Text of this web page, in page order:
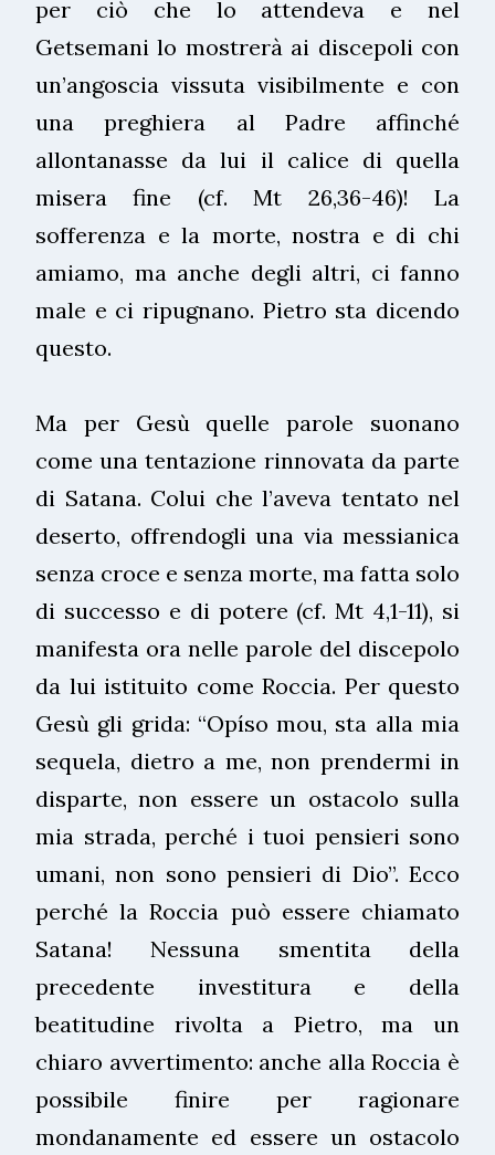
per ciò che lo attendeva e nel
Getsemani lo mostrerà ai discepoli con
un’angoscia vissuta visibilmente e con
una preghiera al Padre affinché
allontanasse da lui il calice di quella
misera fine (cf. Mt 26,36-46)! La
sofferenza e la morte, nostra e di chi
amiamo, ma anche degli altri, ci fanno
male e ci ripugnano. Pietro sta dicendo
questo.
Ma per Gesù quelle parole suonano
come una tentazione rinnovata da parte
di Satana. Colui che l’aveva tentato nel
deserto, offrendogli una via messianica
senza croce e senza morte, ma fatta solo
di successo e di potere (cf. Mt 4,1-11), si
manifesta ora nelle parole del discepolo
da lui istituito come Roccia. Per questo
Gesù gli grida: “Opíso mou, sta alla mia
sequela, dietro a me, non prendermi in
disparte, non essere un ostacolo sulla
mia strada, perché i tuoi pensieri sono
umani, non sono pensieri di Dio”. Ecco
perché la Roccia può essere chiamato
Satana! Nessuna smentita della
precedente investitura e della
beatitudine rivolta a Pietro, ma un
chiaro avvertimento: anche alla Roccia è
possibile finire per ragionare
mondanamente ed essere un ostacolo